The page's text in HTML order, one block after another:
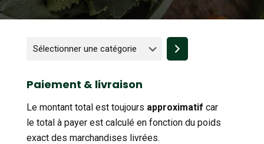
Sélectionner
une
Paiement & livraison
Le montant total est toujours approximatif car
le total à payer est calculé en fonction du poids
exact des marchandises livrées.